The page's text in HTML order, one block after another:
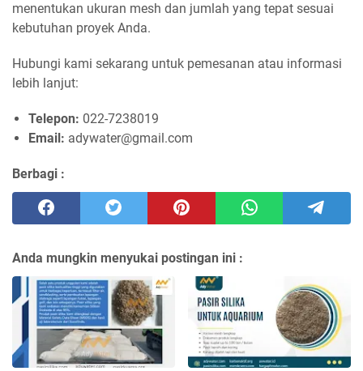
menentukan ukuran mesh dan jumlah yang tepat sesuai
kebutuhan proyek Anda.
Hubungi kami sekarang untuk pemesanan atau informasi
lebih lanjut:
Telepon: 022-7238019
Email: adywater@gmail.com
Berbagi :
Anda mungkin menyukai postingan ini :